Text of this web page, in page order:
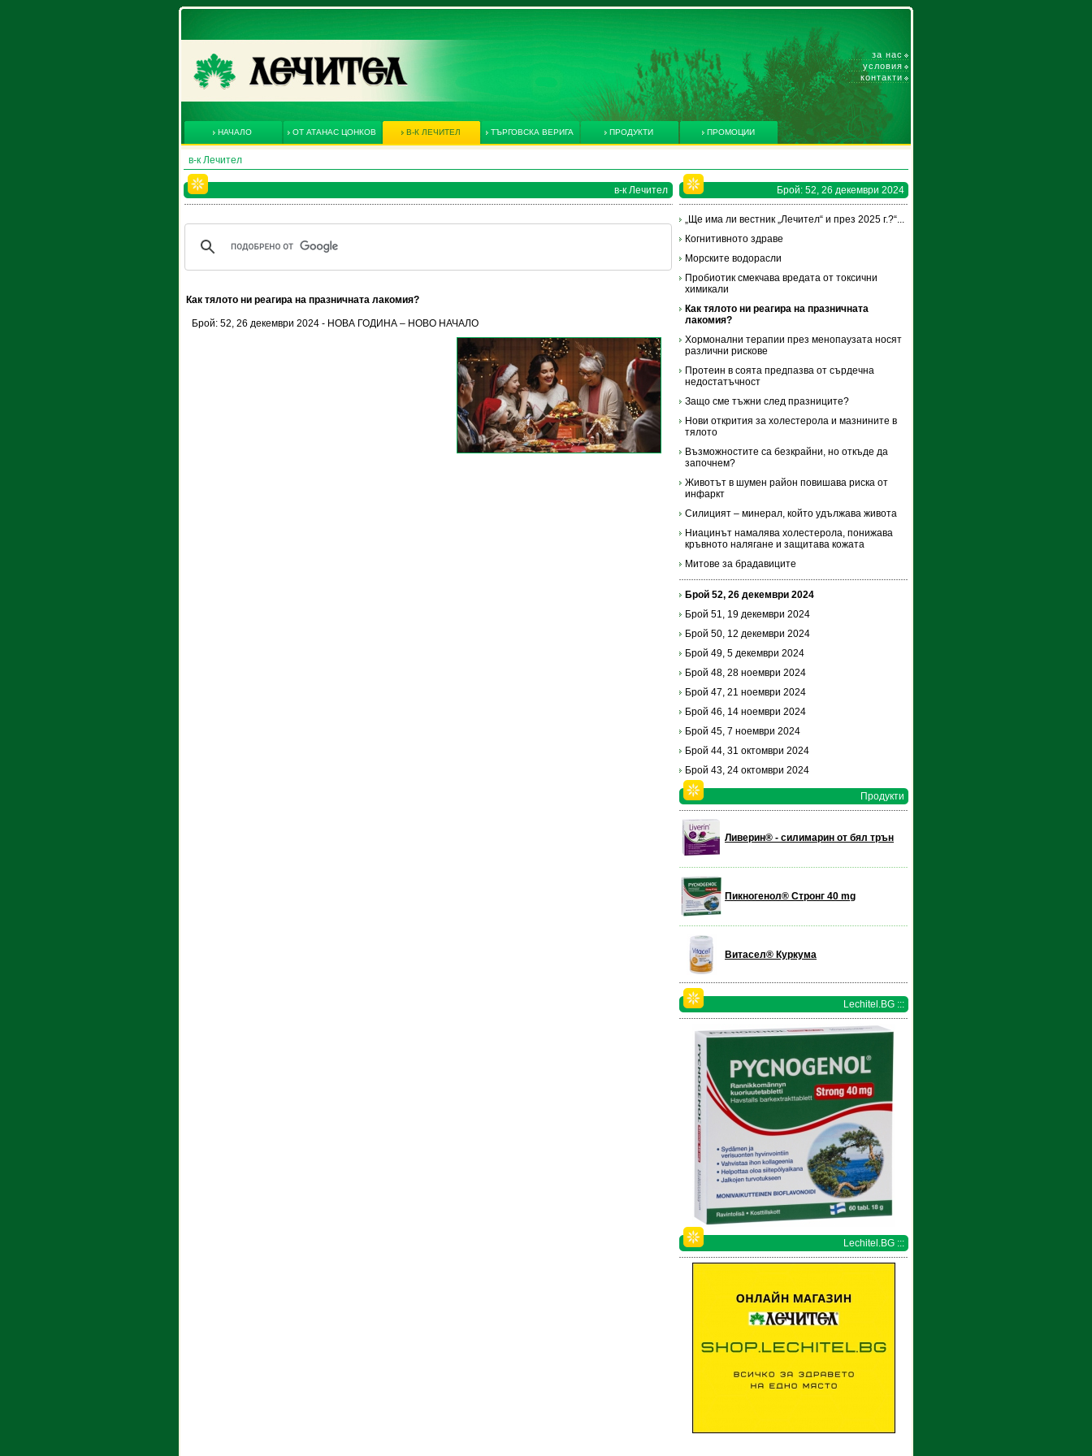
за нас
условия
контакти
НАЧАЛО ОТ АТАНАС ЦОНКОВ В-К ЛЕЧИТЕЛ ТЪРГОВСКА ВЕРИГА ПРОДУКТИ ПРОМОЦИИ
в-к Лечител
в-к Лечител
Как тялото ни реагира на празничната лакомия?
Брой: 52, 26 декември 2024 - НОВА ГОДИНА – НОВО НАЧАЛО
Брой: 52, 26 декември 2024
„Ще има ли вестник „Лечител“ и през 2025 г.?“...
Когнитивното здраве
Морските водорасли
Пробиотик смекчава вредата от токсични
химикали
Как тялото ни реагира на празничната
лакомия?
Хормонални терапии през менопаузата носят
различни рискове
Протеин в соята предпазва от сърдечна
недостатъчност
Защо сме тъжни след празниците?
Нови открития за холестерола и мазнините в
тялото
Възможностите са безкрайни, но откъде да
започнем?
Животът в шумен район повишава риска от
инфаркт
Силицият – минерал, който удължава живота
Ниацинът намалява холестерола, понижава
кръвното налягане и защитава кожата
Митове за брадавиците
Брой 52, 26 декември 2024
Брой 51, 19 декември 2024
Брой 50, 12 декември 2024
Брой 49, 5 декември 2024
Брой 48, 28 ноември 2024
Брой 47, 21 ноември 2024
Брой 46, 14 ноември 2024
Брой 45, 7 ноември 2024
Брой 44, 31 октомври 2024
Брой 43, 24 октомври 2024
Продукти
Ливерин® - силимарин от бял трън
Пикногенол® Стронг 40 mg
Витасел® Куркума
Lechitel.BG :::
Lechitel.BG :::